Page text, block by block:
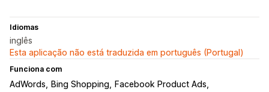
Idiomas
inglês
Esta aplicação não está traduzida em português (Portugal)
Funciona com
AdWords Bing Shopping
Facebook Product Ads